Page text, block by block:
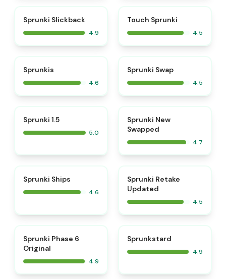
Sprunki Slickback
4.9
Touch Sprunki
4.5
Sprunkis
4.6
Sprunki Swap
4.5
Sprunki 1.5
5.0
Sprunki New
Swapped
4.7
Sprunki Ships
4.6
Sprunki Retake
Updated
4.5
Sprunki Phase 6
Original
4.9
Sprunkstard
4.9